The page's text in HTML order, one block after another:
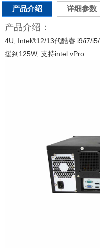
产品介绍
详细参数
产品介绍：
4U, Intel®12/13代酷睿 i9/i7/
援到125W, 支持intel vPro